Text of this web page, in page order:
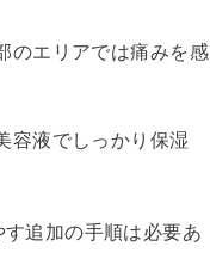
のエリアでは痛みを感
容液でしっかり保湿
追加の手順は必要あ